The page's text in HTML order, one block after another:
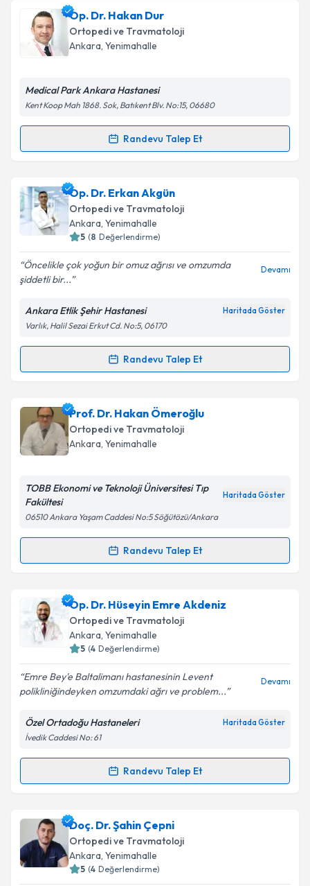
Prof. Dr. Alper Deveciiçin randevu takvimi talebi
oluşturun. Size bu uzmandan randevu almanız için bir
takvim hazırlandığında e-posta ile bilgilendireceğiz.
Kişisel verilerimin işlenmesine ilişkin
Metni'ni okudum ve kişisel verilerimin belirtilen
Takvim Talebini Gönder
Op. Dr. Hakan Dur
Ortopedi ve Travmatoloji
Ankara, Yenimahalle
Medical Park Ankara Hastanesi
Kent Koop Mah 1868. Sok, Batıkent Blv. No:15, 06680
Randevu Talep Et
Randevu Takvimi Talebi
Op. Dr. Hakan Duriçin randevu takvimi talebi
oluşturun. Size bu uzmandan randevu almanız için bir
takvim hazırlandığında e-posta ile bilgilendireceğiz.
Kişisel verilerimin işlenmesine ilişkin
Aydınlatma
Metni'ni okudum ve kişisel verilerimin belirtilen
kapsamda işlenmesini kabul ediyorum.
Op. Dr. Erkan Akgün
Ortopedi ve Travmatoloji
Ankara, Yenimahalle
5 (8 Değerlendirme)
Öncelikle çok yoğun bir omuz ağrısı ve omzumda
şiddetli bir...
Devamı
Ankara Etlik Şehir Hastanesi Haritada Göster
Varlık, Halil Sezai Erkut Cd. No:5, 06170
Randevu Talep Et
Randevu Takvimi Talebi
Op. Dr. Erkan Akgüniçin randevu takvimi talebi
oluşturun. Size bu uzmandan randevu almanız için bir
takvim hazırlandığında e-posta ile bilgilendireceğiz.
Kişisel verilerimin işlenmesine ilişkinAydınlatma
'ni okudum ve kişisel verilerimin belirtilen
kapsamda işlenmesini kabul ediyorum.
Takvim Talebini Gönder
Prof. Dr. Hakan Ömeroğlu
Ortopedi ve Travmatoloji
Ankara, Yenimahalle
TOBB Ekonomi ve Teknoloji Üniversitesi Tıp
Fakültesi
Haritada Göster
06510 Ankara Yaşam Caddesi No:5 Söğütözü/Ankara
Randevu Talep Et
Randevu Takvimi Talebi
Prof. Dr. Hakan Ömeroğluiçin randevu takvimi
talebi oluşturun. Size bu uzmandan randevu almanız
için bir takvim hazırlandığında e-posta ile
bilgilendireceğiz.
E-posta Adresiniz
Kişisel verilerimin işlenmesine ilişkin
Metni'ni okudum ve kişisel verilerimin belirtilen
kapsamda işlenmesini kabul ediyorum.
Op. Dr. Hüseyin Emre Akdeniz
Ortopedi ve Travmatoloji
Ankara, Yenimahalle
5 (4 Değerlendirme)
Emre Bey'e Baltalimanı hastanesinin Levent
polikliniğindeyken omzumdaki ağrı ve problem...
Devamı
Özel Ortadoğu Hastaneleri Haritada Göster
İvedik Caddesi No: 61
Randevu Talep Et
Randevu Takvimi Talebi
Op. Dr. Hüseyin Emre Akdeniz
talebi oluşturun. Size bu uzmandan randevu almanız
için bir takvim hazırlandığında e-posta ile
bilgilendireceğiz.
Doç. Dr. Şahin Çepni
Ortopedi ve Travmatoloji
Ankara, Yenimahalle
5 (4 Değerlendirme)